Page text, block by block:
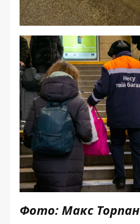
Фото: Макс Торпан